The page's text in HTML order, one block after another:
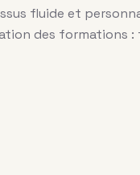
fluide et
des formations